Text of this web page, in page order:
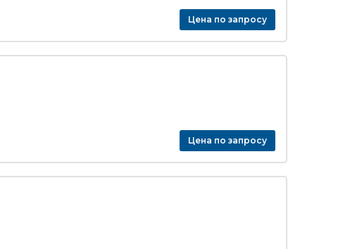
Цена по запросу
Цена по запросу